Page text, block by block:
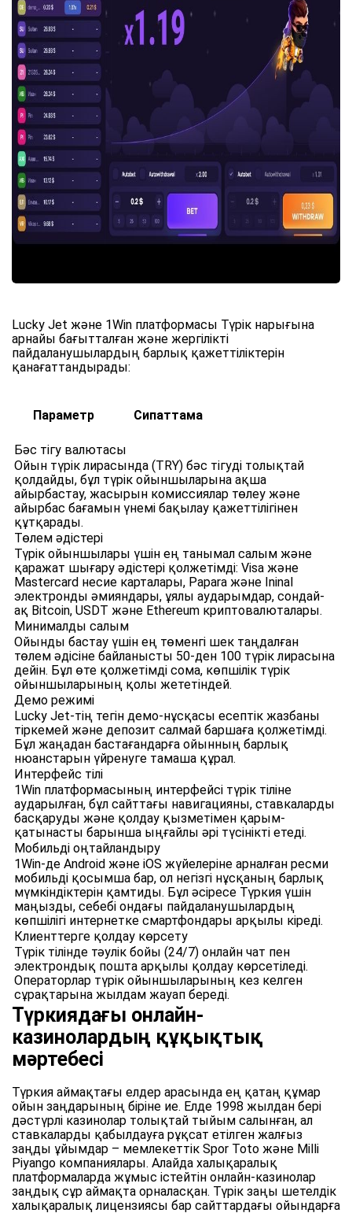
Lucky Jet және 1Win платформасы Түрік нарығына
арнайы бағытталған және жергілікті
пайдаланушылардың барлық қажеттіліктерін
қанағаттандырады:
Параметр Сипаттама
Бәс тігу валютасы
Ойын түрік лирасында (TRY) бәс тігуді толықтай
қолдайды, бұл түрік ойыншыларына ақша
айырбастау, жасырын комиссиялар төлеу және
айырбас бағамын үнемі бақылау қажеттілігінен
құтқарады.
Төлем әдістері
Түрік ойыншылары үшін ең танымал салым және
қаражат шығару әдістері қолжетімді: Visa және
Mastercard несие карталары, Papara және Ininal
электронды әмияндары, ұялы аударымдар, сондай-
ақ Bitcoin, USDT және Ethereum криптовалюталары.
Минималды салым
Ойынды бастау үшін ең төменгі шек таңдалған
төлем әдісіне байланысты 50-ден 100 түрік лирасына
дейін. Бұл өте қолжетімді сома, көпшілік түрік
ойыншыларының қолы жететіндей.
Демо режимі
Lucky Jet-тің тегін демо-нұсқасы есептік жазбаны
тіркемей және депозит салмай баршаға қолжетімді.
Бұл жаңадан бастағандарға ойынның барлық
нюанстарын үйренуге тамаша құрал.
Интерфейс тілі
1Win платформасының интерфейсі түрік тіліне
аударылған, бұл сайттағы навигацияны, ставкаларды
басқаруды және қолдау қызметімен қарым-
қатынасты барынша ыңғайлы әрі түсінікті етеді.
Мобильді оңтайландыру
1Win-де Android және iOS жүйелеріне арналған ресми
мобильді қосымша бар, ол негізгі нұсқаның барлық
мүмкіндіктерін қамтиды. Бұл әсіресе Түркия үшін
маңызды, себебі ондағы пайдаланушылардың
көпшілігі интернетке смартфондары арқылы кіреді.
Клиенттерге қолдау көрсету
Түрік тілінде тәулік бойы (24/7) онлайн чат пен
электрондық пошта арқылы қолдау көрсетіледі.
Операторлар түрік ойыншыларының кез келген
сұрақтарына жылдам жауап береді.
Түркиядағы онлайн-
казинолардың құқықтық
мәртебесі
Түркия аймақтағы елдер арасында ең қатаң құмар
ойын заңдарының біріне ие. Елде 1998 жылдан бері
дәстүрлі казинолар толықтай тыйым салынған, ал
ставкаларды қабылдауға рұқсат етілген жалғыз
заңды ұйымдар – мемлекеттік Spor Toto және Milli
Piyango компаниялары. Алайда халықаралық
платформаларда жұмыс істейтін онлайн-казинолар
заңдық сұр аймақта орналасқан. Түрік заңы шетелдік
халықаралық лицензиясы бар сайттардағы ойындарға